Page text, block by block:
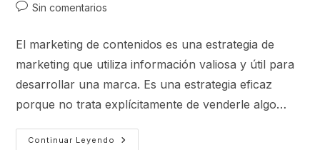
Sin comentarios
El marketing de contenidos es una estrategia de
marketing que utiliza información valiosa y útil para
desarrollar una marca. Es una estrategia eficaz
porque no trata explícitamente de venderle algo…
Continuar Leyendo